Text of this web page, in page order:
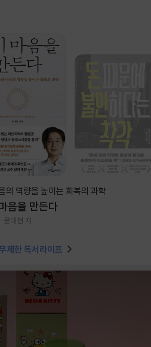
의 역량을 높이는 회복의 과학
음을 만든다
윤대현 저
제한 독서라이프